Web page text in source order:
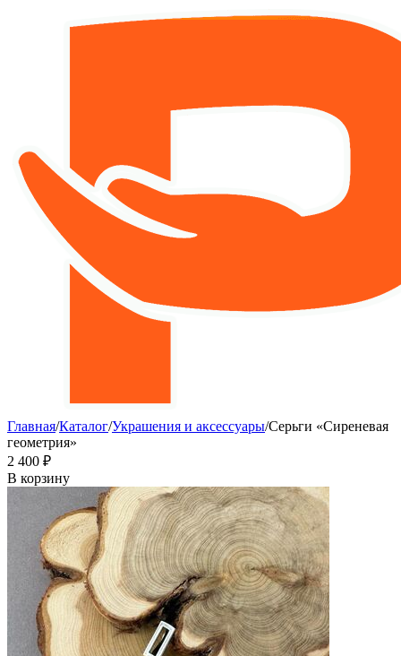
Главная/Каталог/Украшения и аксессуары/Серьги «Сиреневая
геометрия»
2 400 ₽
В корзину